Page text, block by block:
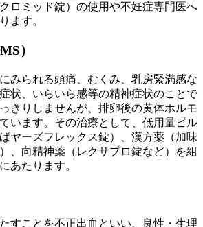
ロミッド錠）の使用や不妊症専門医へ
ます。
）
みられる頭痛、むくみ、乳房緊満感な
状、いらいら感等の精神症状のことで
きりしませんが、排卵後の黄体ホルモ
います。その治療として、低用量ピル
ヤーズフレックス錠）、漢方薬（加味
、向精神薬（レクサプロ錠など）を組
あたります。
すことを不正出血といい、良性・生理